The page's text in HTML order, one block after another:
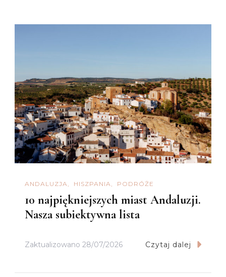
ANDALUZJA HISZPANIA PODRÓŻE
10 najpiękniejszych miast Andaluzji.
Nasza subiektywna lista
Zaktualizowano 28/07/2026 Czytaj dalej